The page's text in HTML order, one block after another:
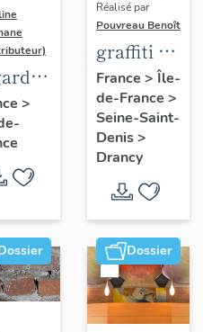
>
Réalisé par
Pouvreau Benoît
graffiti de
chambrée
sur
revers de
façade
France > Île-
de-France >
Seine-Saint-
Denis>
Drancy
Dossier